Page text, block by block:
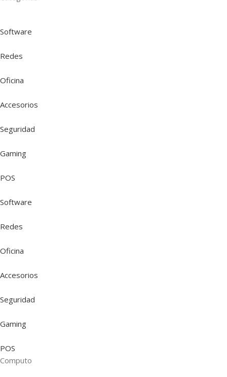
Software
Redes
Oficina
Accesorios
Seguridad
Gaming
POS
Software
Redes
Oficina
Accesorios
Seguridad
Gaming
POS
Computo